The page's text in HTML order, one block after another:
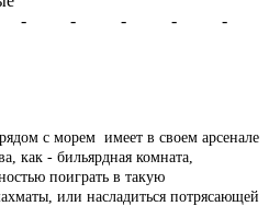
- - - - -
с морем имеет в своем арсенале
как - бильярдная комната,
поиграть в такую
или насладиться потрясающей